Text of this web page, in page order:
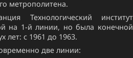
метрополитена.
Технологический институт
на 1-й линии, но была конечной
лет: с 1961 до 1963.
две линии: